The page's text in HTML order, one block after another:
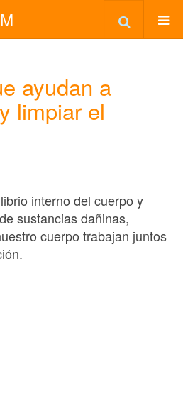
ayudan a
limpiar el
interno del cuerpo y
sustancias dañinas,
cuerpo trabajan juntos